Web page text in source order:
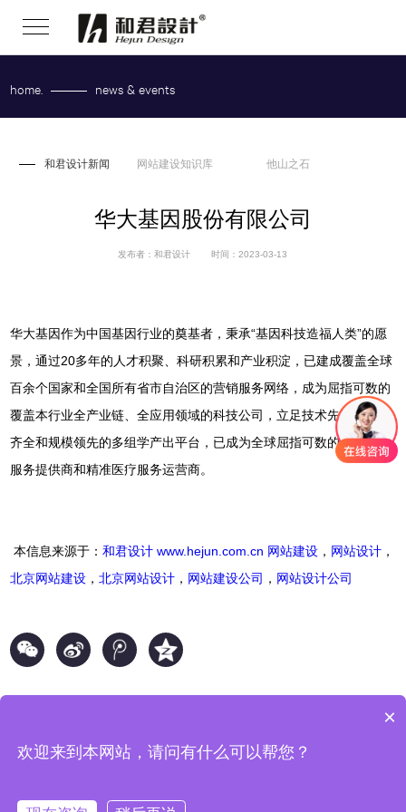
home. news & events
和君设计新闻
和君设计新闻 网站建设知识库 他山之石
华大基因股份有限公司
发布者：和君设计 时间：2023-03-13
华大基因作为中国基因行业的奠基者，秉承“基因科技造福人类”的愿
景，通过20多年的人才积聚、科研积累和产业积淀，已建成覆盖全球
百余个国家和全国所有省市自治区的营销服务网络，成为屈指可数的
覆盖本行业全产业链、全应用领域的科技公司，立足技术先进、配置
齐全和规模领先的多组学产出平台，已成为全球屈指可数的科学技术
服务提供商和精准医疗服务运营商。
本信息来源于：和君设计 www.hejun.com.cn 网站建设 ， 网站设计 ，
北京网站建设 ，北京网站设计 ， 网站建设公司 ， 网站设计公司
京 ICP 备11044099 京公网安备110105019435
×
欢迎来到本网站，请问有什么可以帮您？